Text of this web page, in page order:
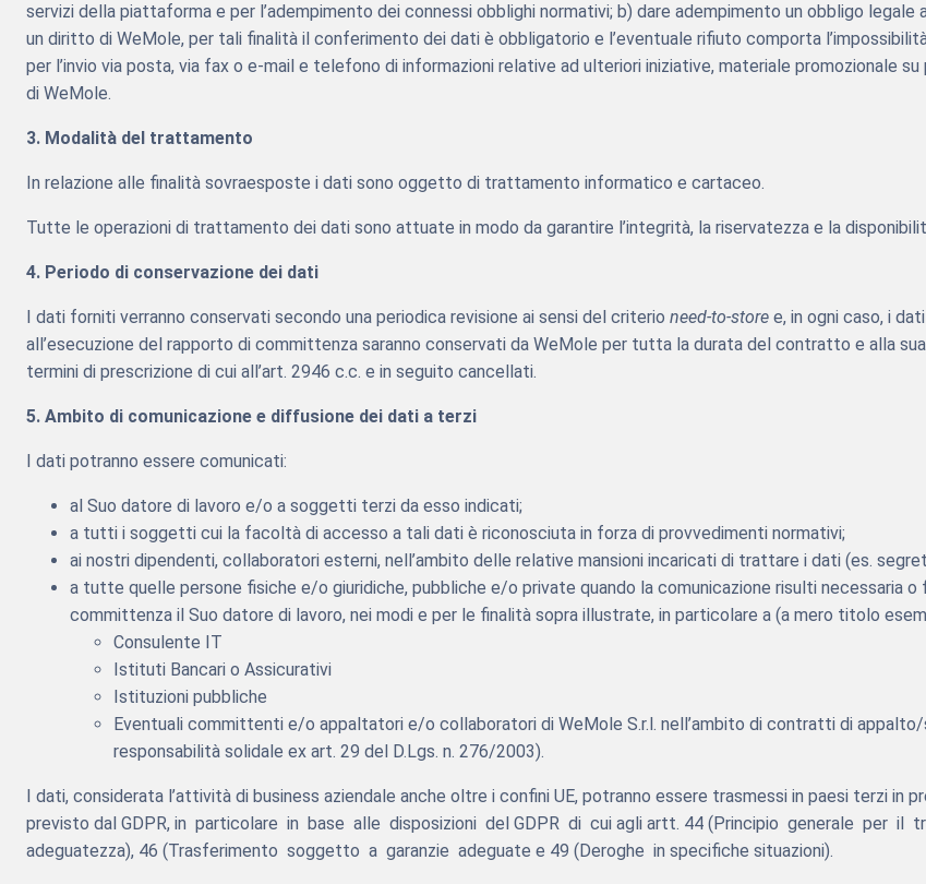
servizi della piattaforma e per l’adempimento dei connessi obblighi normativi; b) dare adempimento un obbligo
un diritto di WeMole, per tali finalità il conferimento dei dati è obbligatorio e l’eventuale rifiuto comporta
per l’invio via posta, via fax o e-mail e telefono di informazioni relative ad ulteriori iniziative, materiale
di WeMole.
3. Modalità del trattamento
In relazione alle finalità sovraesposte i dati sono oggetto di trattamento informatico e cartaceo.
Tutte le operazioni di trattamento dei dati sono attuate in modo da garantire l’integrità, la riservatezza e la
4. Periodo di conservazione dei dati
I dati forniti verranno conservati secondo una periodica revisione ai sensi del criterio need-to-store e, in ogni caso, i
all’esecuzione del rapporto di committenza saranno conservati da WeMole per tutta la durata del contratto e alla
termini di prescrizione di cui all’art. 2946 c.c. e in seguito cancellati.
5. Ambito di comunicazione e diffusione dei dati a terzi
I dati potranno essere comunicati:
al Suo datore di lavoro e/o a soggetti terzi da esso indicati;
a tutti i soggetti cui la facoltà di accesso a tali dati è riconosciuta in forza di provvedimenti normativi;
ai nostri dipendenti, collaboratori esterni, nell’ambito delle relative mansioni incaricati di trattare i dati (es.
a tutte quelle persone fisiche e/o giuridiche, pubbliche e/o private quando la comunicazione risulti necessaria
committenza il Suo datore di lavoro, nei modi e per le finalità sopra illustrate, in particolare a (a mero titolo
Consulente IT
Istituti Bancari o Assicurativi
Istituzioni pubbliche
Eventuali committenti e/o appaltatori e/o collaboratori di WeMole S.r.l. nell’ambito di contratti di
responsabilità solidale ex art. 29 del D.Lgs. n. 276/2003).
I dati, considerata l’attività di business aziendale anche oltre i confini UE, potranno essere trasmessi in paesi terzi in
previsto dal GDPR, in particolare in base alle disposizioni del GDPR di cui agli artt. 44 (Principio generale per il
adeguatezza), 46 (Trasferimento soggetto a garanzie adeguate e 49 (Deroghe in specifiche situazioni).